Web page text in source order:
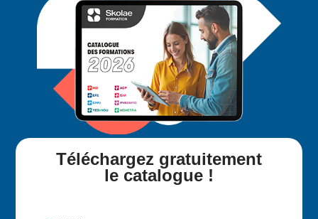
Téléchargez gratuitement
le catalogue !